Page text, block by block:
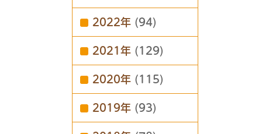
2022年 (94)
2021年 (129)
2020年 (115)
2019年 (93)